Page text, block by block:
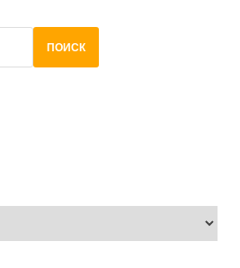
ПОИСК